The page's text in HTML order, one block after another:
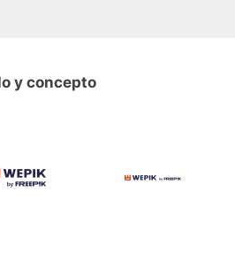
y concepto